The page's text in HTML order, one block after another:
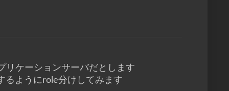
リケーションサーバだとします
るようにrole分けしてみます